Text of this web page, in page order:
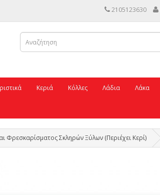
2105123630
Κεριά Κόλλες Λάδια Λάκα
Φρεσκαρίσματος Σκληρών Ξύλων (Περιέχει Κερί)